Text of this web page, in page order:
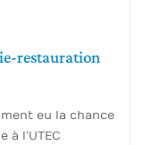
restauration
eu la chance
l’UTEC